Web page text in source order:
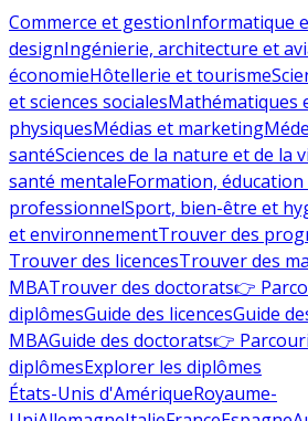
Commerce et gestionInformatique
designIngénierie, architecture et
économieHôtellerie et tourisme
et sciences socialesMathématiques
physiquesMédias et marketing
santéSciences de la nature et de la
santé mentaleFormation,
professionnelSport, bien-être et
et environnementTrouver des
Trouver des licencesTrouver des
MBATrouver des doctorats👉
diplômesGuide des licencesGuide
MBAGuide des doctorats👉
diplômesExplorer les diplômes
États-Unis d'AmériqueRoyaume-